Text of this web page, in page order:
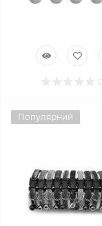
Популярний